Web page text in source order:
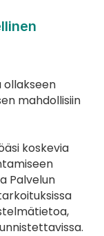
mahdollisiin
koskevia
Palvelun